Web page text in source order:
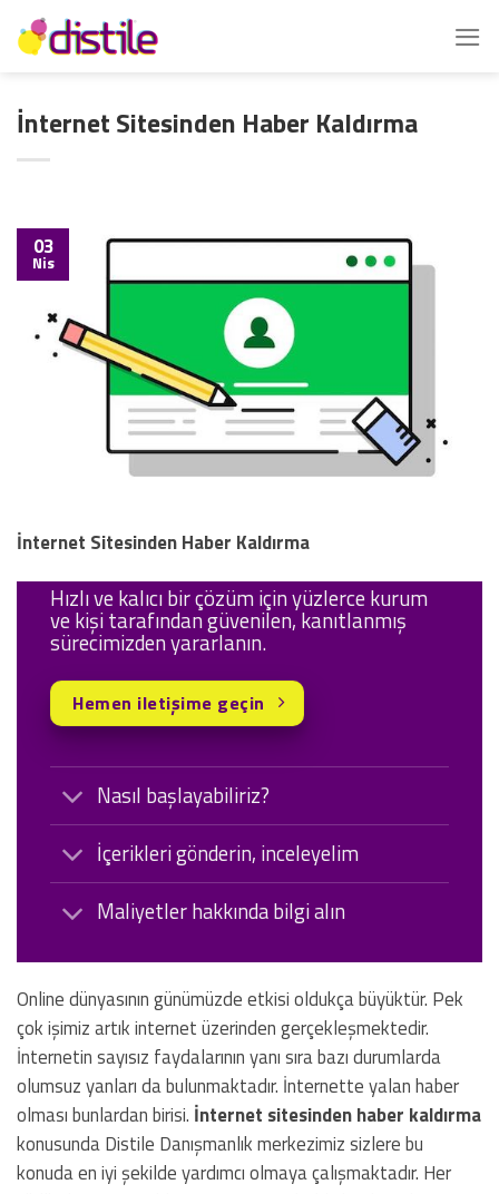
İçeriğe
atla
İnternet Sitesinden Haber Kaldırma
03
Nis
İnternet Sitesinden Haber Kaldırma
Nasıl başlayabiliriz?
İçerikleri gönderin, inceleyelim
Maliyetler hakkında bilgi alın
Hızlı ve kalıcı bir çözüm için yüzlerce kurum
ve kişi tarafından güvenilen, kanıtlanmış
sürecimizden yararlanın.
Hemen iletişime geçin
Online dünyasının günümüzde etkisi oldukça büyüktür. Pek
çok işimiz artık internet üzerinden gerçekleşmektedir.
İnternetin sayısız faydalarının yanı sıra bazı durumlarda
olumsuz yanları da bulunmaktadır. İnternette yalan haber
olması bunlardan birisi. İnternet sitesinden haber kaldırma
konusunda Distile Danışmanlık merkezimiz sizlere bu
konuda en iyi şekilde yardımcı olmaya çalışmaktadır. Her